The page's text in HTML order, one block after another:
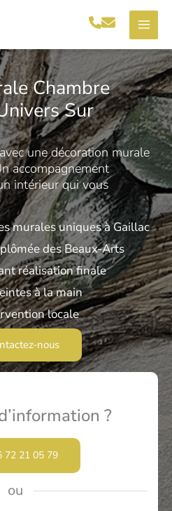
Chambre
Sur
une décoration murale
accompagnement
intérieur qui vous
murales uniques à Gaillac
des Beaux-Arts
réalisation finale
à la main
locale
nous
?
72 21 05 79
ou